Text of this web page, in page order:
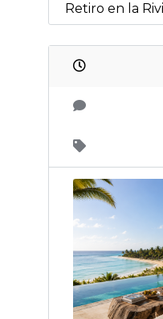
Retiro en la